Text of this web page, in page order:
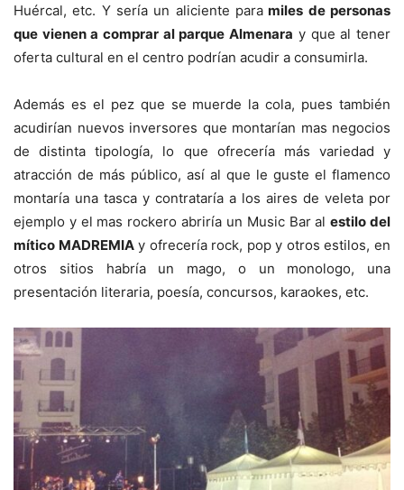
Huércal, etc. Y sería un aliciente para miles de personas
que vienen a comprar al parque Almenara y que al tener
oferta cultural en el centro podrían acudir a consumirla.
Además es el pez que se muerde la cola, pues también
acudirían nuevos inversores que montarían mas negocios
de distinta tipología, lo que ofrecería más variedad y
atracción de más público, así al que le guste el flamenco
montaría una tasca y contrataría a los aires de veleta por
ejemplo y el mas rockero abriría un Music Bar alestilo del
mítico MADREMIAy ofrecería rock, pop y otros estilos, en
otros sitios habría un mago, o un monologo, una
presentación literaria, poesía, concursos, karaokes, etc.